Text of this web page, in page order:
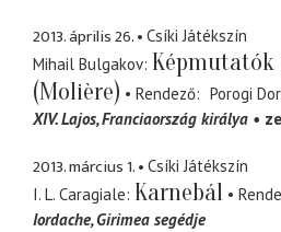
2013. április 26.
Csíki Játékszín
Mihail Bulgakov Képmutatók
(Molière)
Rendező
Porogi
XIV. Lajos Franciaország királya
2013. március 1.
Csíki Játékszín
I. L. Caragiale Karnebál
Iordache Girimea segédje